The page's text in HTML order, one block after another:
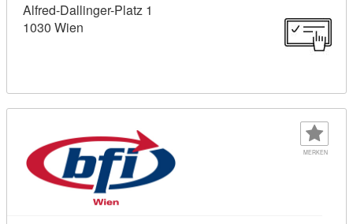
Alfred-Dallinger-Platz 1
1030 Wien
MERKEN